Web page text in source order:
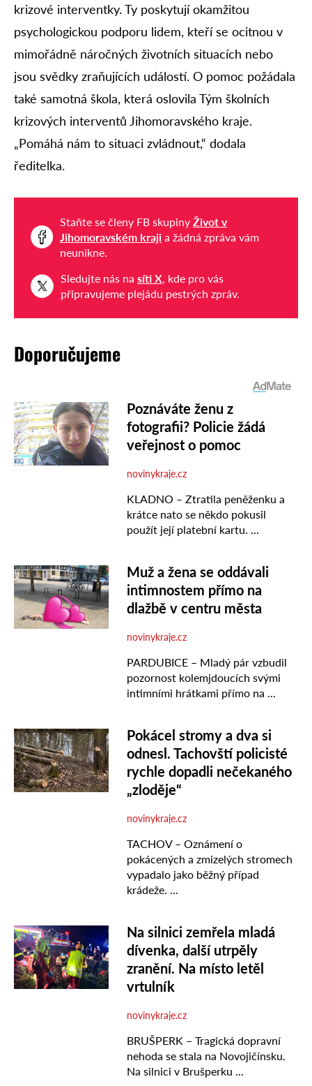
krizové interventky. Ty poskytují okamžitou
psychologickou podporu lidem, kteří se ocitnou v
mimořádně náročných životních situacích nebo
jsou svědky zraňujících událostí. O pomoc požádala
také samotná škola, která oslovila Tým školních
krizových interventů Jihomoravského kraje.
„Pomáhá nám to situaci zvládnout,“ dodala
ředitelka.
Staňte se členy FB skupiny Život v
Jihomoravském kraji a žádná zpráva vám
neunikne.
Sledujte nás na síti X, kde pro vás
připravujeme plejádu pestrých zpráv.
Doporučujeme